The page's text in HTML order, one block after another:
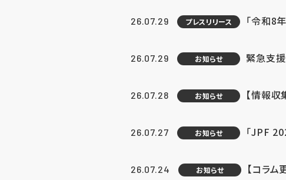
26.07.29 プレスリリース 「令和8
26.07.29 お知らせ 緊急支
26.07.28 お知らせ 【情報
26.07.27 お知らせ 「JPF
26.07.24 お知らせ 【コラ